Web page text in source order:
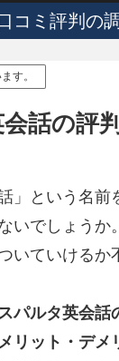
コミ評判の
す。
話の評
」という名
いでしょう
いていける
パルタ英会話
リット・デメ